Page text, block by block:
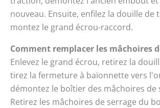
nouveau. Ensuite, enfilez la douille de
montez le grand écrou-raccord.
Comment remplacer les mâchoires
Enlevez le grand écrou, retirez la
tirez la fermeture à baïonnette vers
démontez le boîtier des mâchoires de
Retirez les mâchoires de serrage du